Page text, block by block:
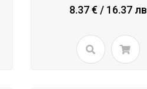
8.37 € / 16.37 лв